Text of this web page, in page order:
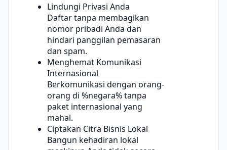
Lindungi Privasi Anda
Daftar tanpa membagikan
nomor pribadi Anda dan
hindari panggilan pemasaran
dan spam.
Menghemat Komunikasi
Internasional
Berkomunikasi dengan orang-
orang di %negara% tanpa
paket internasional yang
mahal.
Ciptakan Citra Bisnis Lokal
Bangun kehadiran lokal